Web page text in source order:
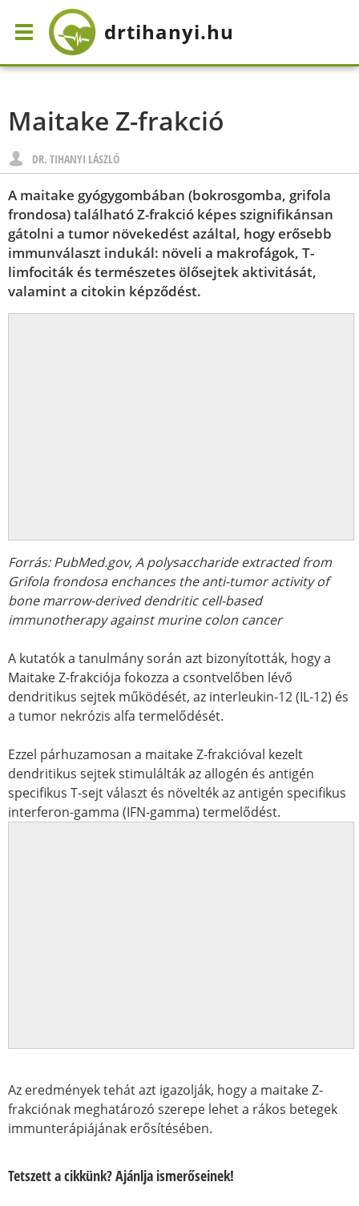
drtihanyi.hu
Maitake Z-frakció
DR. TIHANYI LÁSZLÓ
A maitake gyógygombában (bokrosgomba, grifola
frondosa) található Z-frakció képes szignifikánsan
gátolni a tumor növekedést azáltal, hogy erősebb
immunválaszt indukál: növeli a makrofágok, T-
limfociták és természetes ölősejtek aktivitását,
valamint a citokin képződést.
Forrás: PubMed.gov, A polysaccharide extracted from
Grifola frondosa enchances the anti-tumor activity of
bone marrow-derived dendritic cell-based
immunotherapy against murine colon cancer
A kutatók a tanulmány során azt bizonyították, hogy a
Maitake Z-frakciója fokozza a csontvelőben lévő
dendritikus sejtek működését, az interleukin-12 (IL-12) és
a tumor nekrózis alfa termelődését.
Ezzel párhuzamosan a maitake Z-frakcióval kezelt
dendritikus sejtek stimulálták az allogén és antigén
specifikus T-sejt választ és növelték az antigén specifikus
interferon-gamma (IFN-gamma) termelődést.
Az eredmények tehát azt igazolják, hogy a maitake Z-
frakciónak meghatározó szerepe lehet a rákos betegek
immunterápiájának erősítésében.
Tetszett a cikkünk? Ajánlja ismerőseinek!